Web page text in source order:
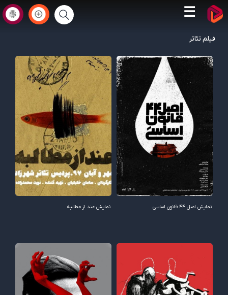
☰
فیلم تئاتر
نمایش اصل 44 قانون اساسی نمایش عند از مطالبه